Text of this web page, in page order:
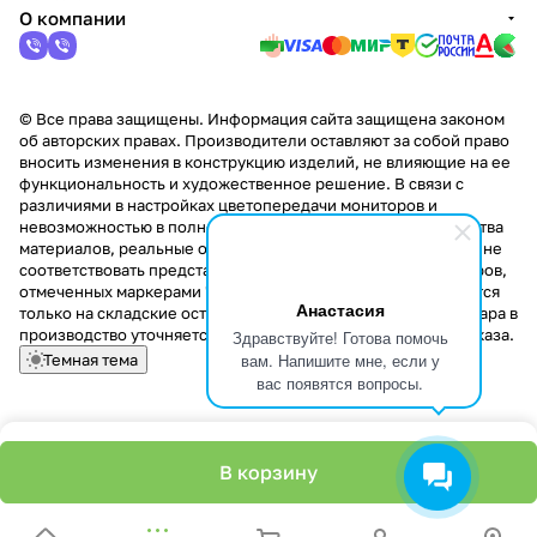
Анастасия
Здравствуйте! Готова помочь
вам. Напишите мне, если у
вас появятся вопросы.
В корзину
О компании
© Все права защищены. Информация сайта защищена законом
об авторских правах. Производители оставляют за собой право
вносить изменения в конструкцию изделий, не влияющие на ее
функциональность и художественное решение. В связи с
различиями в настройках цветопередачи мониторов и
невозможностью в полной мере передать некоторые свойства
материалов, реальные оттенки и текстуры продукции могут не
соответствовать представленным на сайте. Стоимость товаров,
отмеченных маркерами "Скидка!" и "Акция!" распространяется
только на складские остатки. Стоимость заказа данного товара в
производство уточняется у менеджера при оформлении заказа.
Темная тема